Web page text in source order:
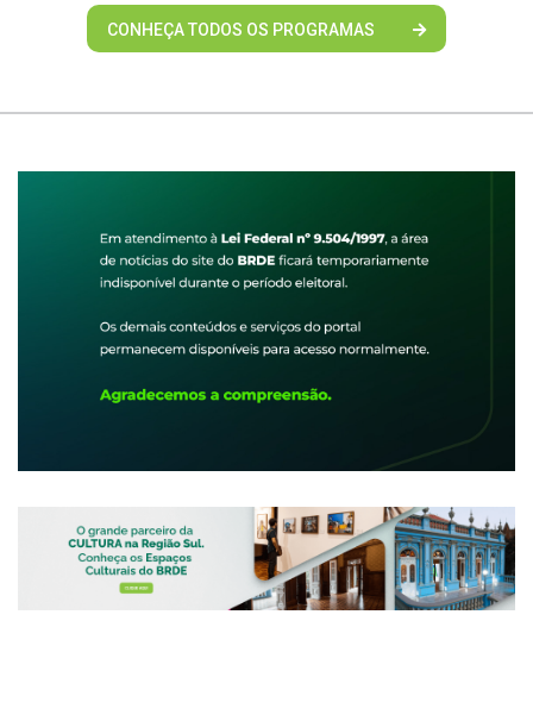
CONHEÇA TODOS OS PROGRAMAS